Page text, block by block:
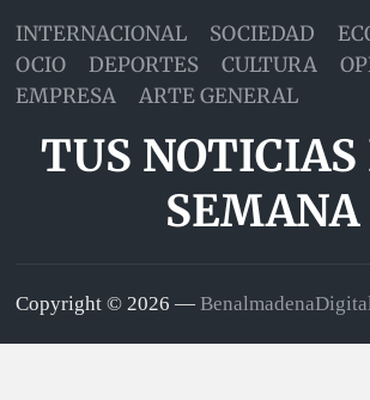
INTERNACIONAL SOCIEDAD
OCIO
DEPORTES CULTURA
EMPRESA
ARTE GENERAL
TUS NOTICIAS
SEMANA
Copyright © 2026 —BenalmadenaDigital